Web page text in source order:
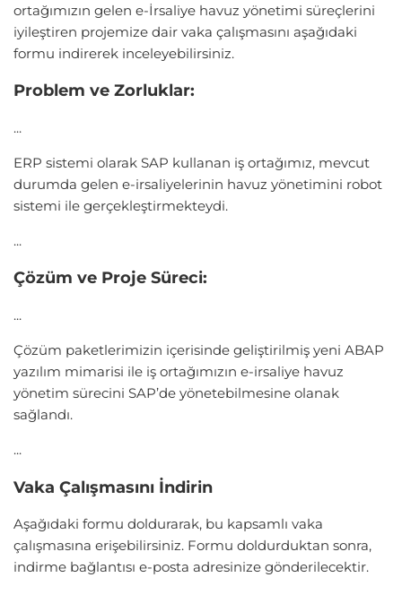
ortağımızın gelen e-İrsaliye havuz yönetimi süreçlerini
iyileştiren projemize dair vaka çalışmasını aşağıdaki
formu indirerek inceleyebilirsiniz.
Problem ve Zorluklar:
...
ERP sistemi olarak SAP kullanan iş ortağımız, mevcut
durumda gelen e-irsaliyelerinin havuz yönetimini robot
sistemi ile gerçekleştirmekteydi.
...
Çözüm ve Proje Süreci:
...
Çözüm paketlerimizin içerisinde geliştirilmiş yeni ABAP
yazılım mimarisi ile iş ortağımızın e-irsaliye havuz
yönetim sürecini SAP’de yönetebilmesine olanak
sağlandı.
...
Vaka Çalışmasını İndirin
Aşağıdaki formu doldurarak, bu kapsamlı vaka
çalışmasına erişebilirsiniz. Formu doldurduktan sonra,
indirme bağlantısı e-posta adresinize gönderilecektir.